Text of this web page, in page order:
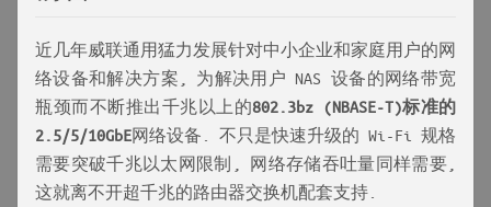
近几年威联通用猛力发展针对中小企业和家庭用户的网
络设备和解决方案, 为解决用户 NAS 设备的网络带宽
瓶颈而不断推出千兆以上的802.3bz (NBASE-T)标准的
2.5/5/10GbE网络设备. 不只是快速升级的 Wi-Fi 规格
需要突破千兆以太网限制, 网络存储吞吐量同样需要,
这就离不开超千兆的路由器交换机配套支持.